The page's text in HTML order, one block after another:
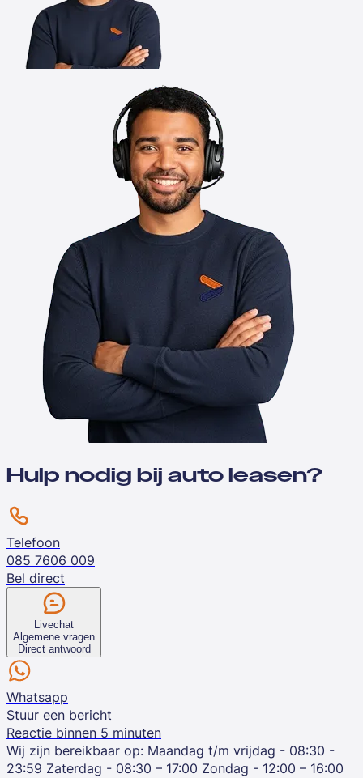
Hulp nodig bij auto leasen?
Telefoon
085 7606 009
Bel direct
Livechat
Algemene vragen
Direct antwoord
Whatsapp
Stuur een bericht
Reactie binnen 5 minuten
Wij zijn bereikbaar op: Maandag t/m vrijdag - 08:30 -
23:59 Zaterdag - 08:30 – 17:00 Zondag - 12:00 – 16:00